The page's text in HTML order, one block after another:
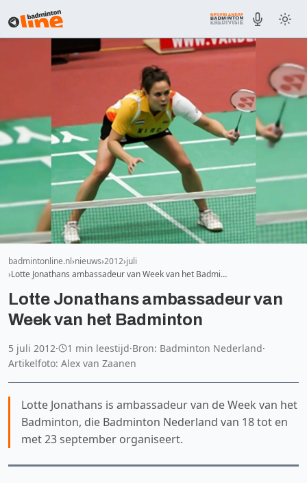
badmintonline.nl nieuws 2012 juli
Lotte Jonathans ambassadeur van Week van het Badmi…
Lotte Jonathans ambassadeur van
Week van het Badminton
5 juli 2012· 1 min leestijd·Bron: Badminton Nederland·
Artikelfoto: Alex van Zaanen
Lotte Jonathans is ambassadeur van de Week van het
Badminton, die Badminton Nederland van 18 tot en
met 23 september organiseert.